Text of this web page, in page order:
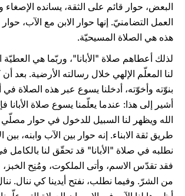
البعض، حوار قائم على الثقة، يسانده الإصغاء
العمل التضامنيّ. إنها حوار الابن مع الآب، حوار
هذه هي الصلاة المسيحيّة.
لذلك أعطاهم صلاة "الأبانا"، وربّما هي العطيّة
لنا المعلّم الإلهي خلال رسالته الأرضية. بعد
بنوّته وأخوّته، أدخلنا يسوع عبر هذه الصلاة في
أشير إلى هذا: عندما يعلّمنا يسوع صلاة الأبانا
الله ويظهر لنا السبيل للدخول في حوار
طريق ثقة الابناء. إنه حوار بين الآب وابنه، بين
نطلبه في صلاة "الأبانا" قد تحقّق لنا بالكامل
فقد تقدّس الاسم، وأتى الملكوت، ومُنِح الخبز،
من الشرّ. وفيما نطلب، نفتح أيدينا كي ننال.